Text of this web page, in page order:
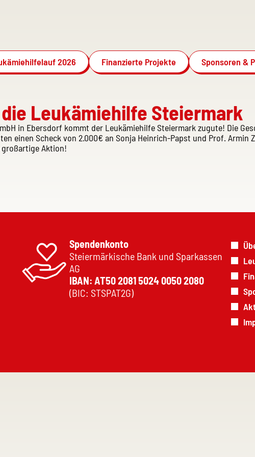
2026 Finanzierte Projekte Sponsoren &
Leukämiehilfe Steiermark
in Ebersdorf kommt der Leukämiehilfe Steiermark zugute! Die
einen Scheck von 2.000€ an Sonja Heinrich-Papst und Prof.
Aktion!
Spendenkonto
Steiermärkische Bank und Sparkassen
AG
IBAN: AT50 2081 5024 0050 2080
(BIC: STSPAT2G)